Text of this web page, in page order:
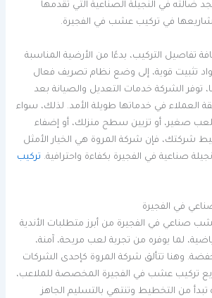
ضالته في النجيلة الصناعية التي تقدمها
في تركيب عشب في الفجيرة.
تفاصيل التركيب، بدءًا من الأرضية المناسبة
تثبيت قوية، إلى وضع نظام تصريف فعال
توفر الشركة خدمات التعديل والصيانة بعد
العملاء في خدماتها طويلة الأمد. لذلك، سواء
صغير، أو تزيين سطح منزلك، أو إضفاء
شركتك، فإن شركة المروة هي الخيار الأمثل
صناعية في الفجيرة بكفاءة واحترافية. تركيب
في الفجيرة
صناعي في الفجيرة من أبرز متطلبات الأندية
لما يوفره من تجربة لعب مريحة، آمنة،
وهنا تتألق شركة المروة كإحدى الشركات
تركيب عشب في الفجيرة المخصصة للملاعب،
من التخطيط وتنتهي بالتسليم الجاهز